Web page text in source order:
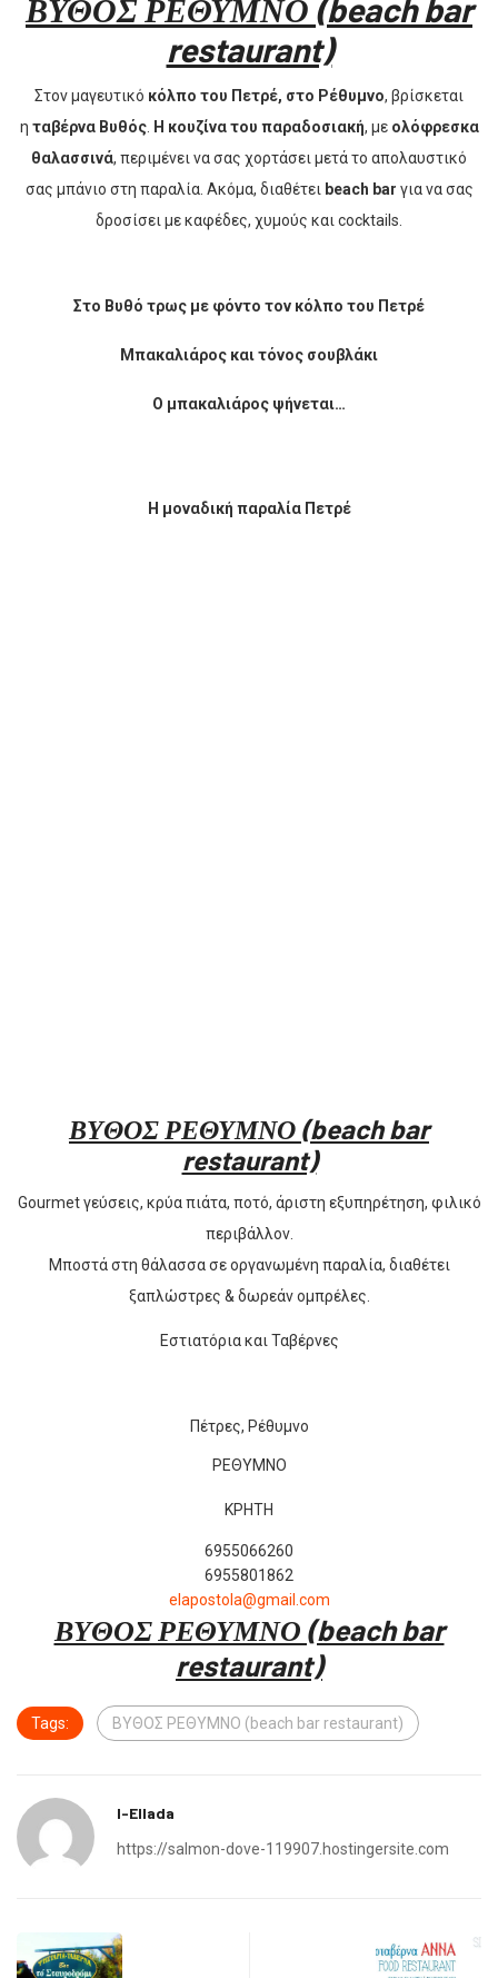
ΒΥΘΟΣ ΡΕΘΥΜΝΟ (beach bar
restaurant)
Στον μαγευτικό κόλπο του Πετρέ, στο Ρέθυμνο, βρίσκεται
η ταβέρνα Βυθός. Η κουζίνα του παραδοσιακή, με ολόφρεσκα
θαλασσινά, περιμένει να σας χορτάσει μετά το απολαυστικό
σας μπάνιο στη παραλία. Ακόμα, διαθέτει beach bar για να σας
δροσίσει με καφέδες, χυμούς και cocktails.
Στο Βυθό τρως με φόντο τον κόλπο του Πετρέ
Μπακαλιάρος και τόνος σουβλάκι
Ο μπακαλιάρος ψήνεται…
Η μοναδική παραλία Πετρέ
ΒΥΘΟΣ ΡΕΘΥΜΝΟ (beach bar
restaurant)
Gourmet γεύσεις, κρύα πιάτα, ποτό, άριστη εξυπηρέτηση, φιλικό
περιβάλλον.
Μποστά στη θάλασσα σε οργανωμένη παραλία, διαθέτει
ξαπλώστρες & δωρεάν ομπρέλες.
Εστιατόρια και Ταβέρνες
Πέτρες, Ρέθυμνο
ΡΕΘΥΜΝΟ
ΚΡΗΤΗ
6955066260
6955801862
elapostola@gmail.com
ΒΥΘΟΣ ΡΕΘΥΜΝΟ (beach bar
restaurant)
Tags: ΒΥΘΟΣ ΡΕΘΥΜΝΟ (beach bar restaurant)
I-Ellada
https://salmon-dove-119907.hostingersite.com